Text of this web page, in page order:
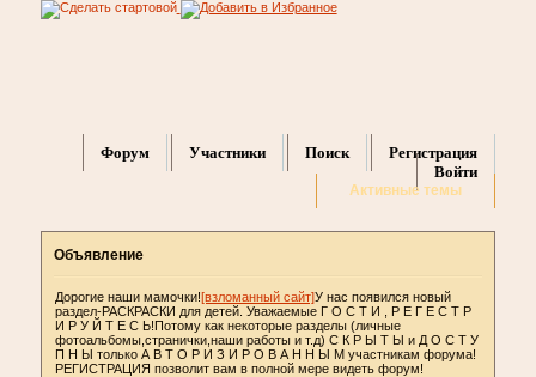
Форум Участники Поиск
Регистрация
Войти
Активные темы
Объявление
Дорогие наши мамочки![взломанный сайт]У нас появился новый
раздел-РАСКРАСКИ для детей. Уважаемые Г О С Т И , Р Е Г Е С Т Р
И Р У Й Т Е С Ь!Потому как некоторые разделы (личные
фотоальбомы,странички,наши работы и т.д) С К Р Ы Т Ы и Д О С Т У
П Н Ы только А В Т О Р И З И Р О В А Н Н Ы М участникам форума!
РЕГИСТРАЦИЯ позволит вам в полной мере видеть форум!